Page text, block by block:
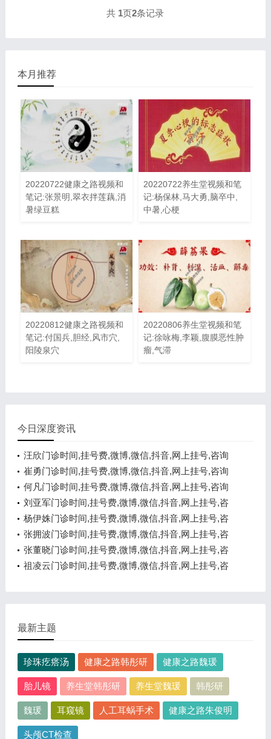
共 1页2条记录
本月推荐
20220722健康之路视频和
笔记:张景明,翠衣拌莲藕,消
暑绿豆糕
20220722养生堂视频和笔
记:杨保林,马大勇,脑卒中,
中暑,心梗
20220812健康之路视频和
笔记:付国兵,胆经,风市穴,
阳陵泉穴
20220806养生堂视频和笔
记:徐咏梅,李颖,腹膜恶性肿
瘤,气滞
今日深度资讯
汪欣门诊时间,挂号费,微博,微信,抖音,网上挂号,咨询
电话,在线咨询
崔勇门诊时间,挂号费,微博,微信,抖音,网上挂号,咨询
电话,在线咨询
何凡门诊时间,挂号费,微博,微信,抖音,网上挂号,咨询
电话,在线咨询
刘亚军门诊时间,挂号费,微博,微信,抖音,网上挂号,咨
询电话,在线咨询
杨伊姝门诊时间,挂号费,微博,微信,抖音,网上挂号,咨
询电话,在线咨询
张拥波门诊时间,挂号费,微博,微信,抖音,网上挂号,咨
询电话,在线咨询
张董晓门诊时间,挂号费,微博,微信,抖音,网上挂号,咨
询电话,在线咨询
祖凌云门诊时间,挂号费,微博,微信,抖音,网上挂号,咨
最新主题
珍珠疙瘩汤 健康之路韩彤研 健康之路魏瑗
胎儿镜 养生堂韩彤研 养生堂魏瑗 韩彤研
魏瑗 耳窥镜 人工耳蜗手术 健康之路朱俊明
头颅CT检查